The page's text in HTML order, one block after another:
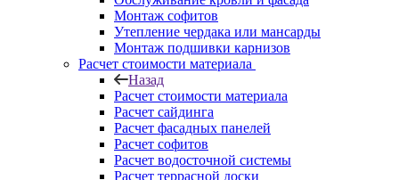
Монтаж софитов
Утепление чердака или мансарды
Монтаж подшивки карнизов
Расчет стоимости материала
Назад
Расчет стоимости материала
Расчет сайдинга
Расчет фасадных панелей
Расчет софитов
Расчет водосточной системы
Расчет террасной доски